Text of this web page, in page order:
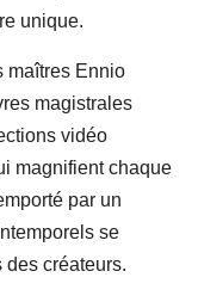
unique.
maîtres Ennio
magistrales
vidéo
magnifient chaque
par un
se
créateurs.